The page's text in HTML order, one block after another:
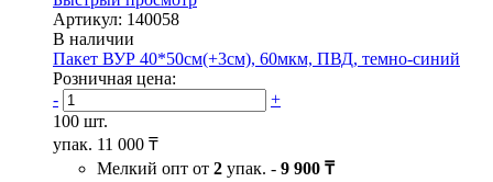
Артикул: 140058
В наличии
Пакет ВУР 40*50см(+3см), 60мкм, ПВД, темно-синий
Розничная цена:
-
+
100 шт.
упак. 11 000 ₸
Мелкий опт от 2 упак. - 9 900 ₸